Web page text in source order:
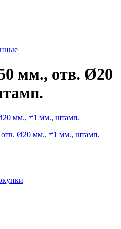
мм., отв. Ø20